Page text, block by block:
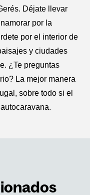
Déjate llevar
por la
por el interior de
y ciudades
¿Te preguntas
La mejor manera
sobre todo si el